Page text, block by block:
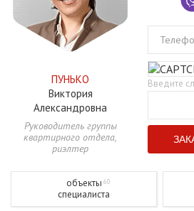
ПУНЬКО
Виктория
Александровна
Руководитель группы
квартирного отдела,
риэлтер
Введите
объекты 60
специалиста